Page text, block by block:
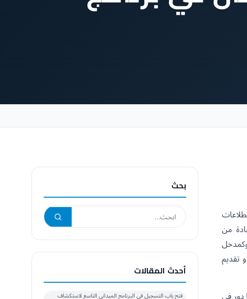
من
تقديم
دور في
بحث
أحدث المقالات
فتح باب التسجيل في البرنامج الميداني التاسع لاستكشاف